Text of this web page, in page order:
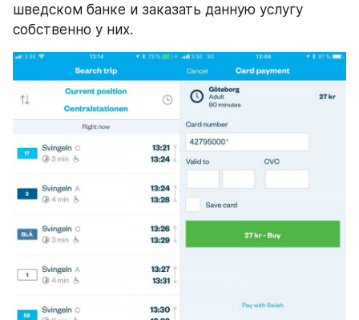
шведском банке и заказать данную услугу
собственно у них.